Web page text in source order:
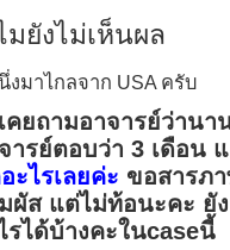
ยังไม่เห็นผล
มาไกลจาก USA ครับ
คยถามอาจารย์ว่าน
ารย์ตอบว่า 3 เดือน
ะไรเลยค่ะ ขอสารภ
มผัส แต่ไม่ท้อนะคะ
ได้บ้างคะในcaseนี้